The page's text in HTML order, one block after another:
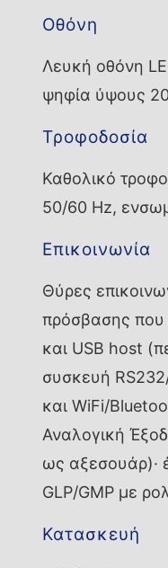
Οθόνη
Λευκή οθόνη
ψηφία ύψους
Τροφοδοσία
Καθολικό
50/60 Hz,
Επικοινωνία
Θύρες
πρόσβασης που
και USB host
συσκευή
και WiFi/
Αναλογική
ως αξεσουάρ)·
GLP/GMP με
Κατασκευή